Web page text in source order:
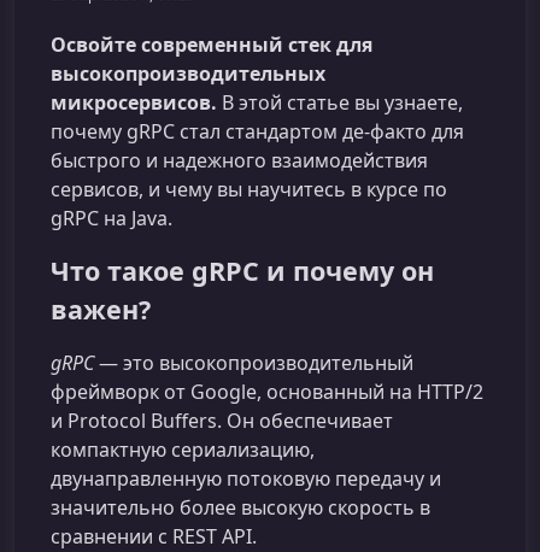
Освойте современный стек для
высокопроизводительных
микросервисов. В этой статье вы узнаете,
почему gRPC стал стандартом де-факто для
быстрого и надежного взаимодействия
сервисов, и чему вы научитесь в курсе по
gRPC на Java.
Что такое gRPC и почему он
важен?
gRPC— это высокопроизводительный
фреймворк от Google, основанный на HTTP/2
и Protocol Buffers. Он обеспечивает
компактную сериализацию,
двунаправленную потоковую передачу и
значительно более высокую скорость в
сравнении с REST API.